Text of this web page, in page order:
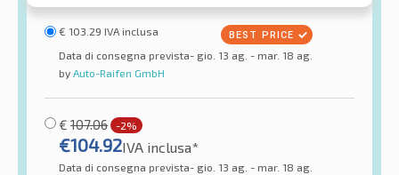
€ 103.29 IVA inclusa
Data di consegna prevista- gio. 13 ag. - mar. 18 ag.
by Auto-Raifen GmbH
€ 107.06 -2%
€104.92IVA inclusa*
Data di consegna prevista- gio. 13 ag. - mar. 18 ag.